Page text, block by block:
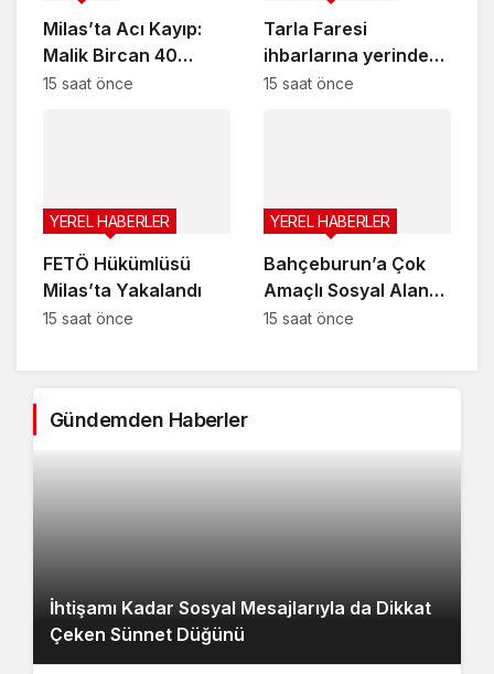
Milas’ta Acı Kayıp:
Malik Bircan 40
Yaşında Vefat Etti
15 saat önce
Tarla Faresi
ihbarlarına yerinde
inceleme, üreticilere
15 saat önce
FETÖ Hükümlüsü
Milas’ta Yakalandı
YEREL HABERLER
15 saat önce
Bahçeburun’a Çok
Amaçlı Sosyal Alan
ve Halı Saha Yapılıyor
YEREL HABERLER
15 saat önce
Gündemden Haberler
İhtişamı Kadar Sosyal Mesajlarıyla da Dikkat
Çeken Sünnet Düğünü